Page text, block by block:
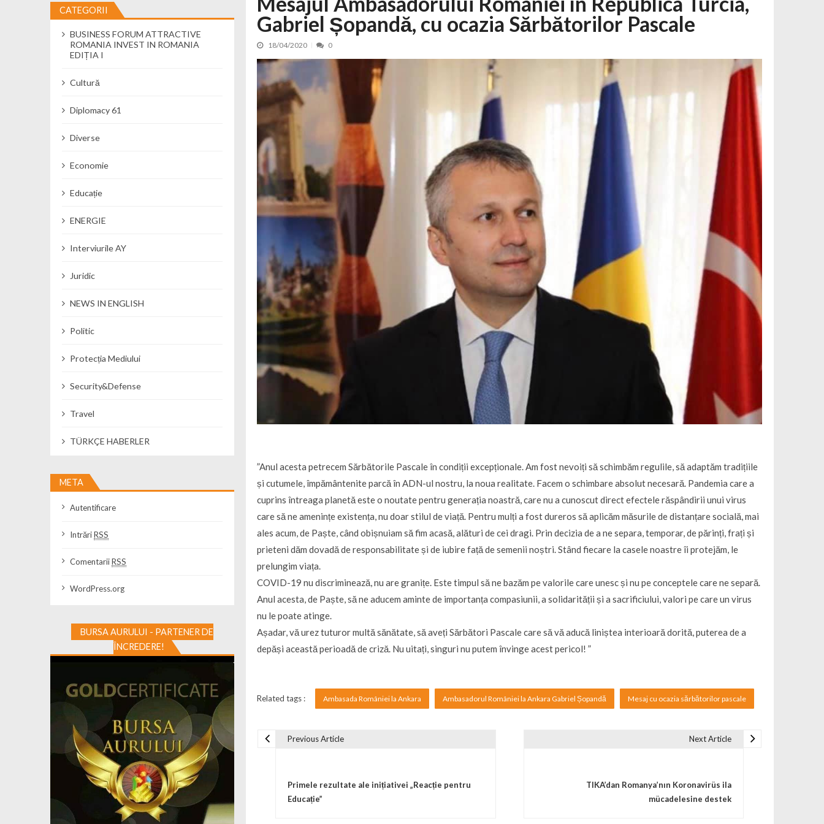
Cseke Attila: Am creat, până în prezent, peste 5.000 de noi locuri în creșe...
Încă o creșă modernă pentru Alba: 40 de locuri noi la Zlatna prin Programul...
Percheziții și flagrant în Neamț: canabis descoperit într-un colet și ascu...
Ministerul Apărării Naționale participă la efortul național pentru protejar...
Dobânzi de pânã la 7,50% la ediția FIDELIS din luna august
MMAP pune în consultare publică proiectul Catalogului național al zonelor pri... 04/08/2026
Gabriel Șopandă, cu ocazia Sărbătorilor Pascale
18/04/2020 0
”Anul acesta petrecem Sărbătorile Pascale în condiții excepționale. Am fost nevoiți să schimbăm regulile, să adaptăm tradițiile
și cutumele, împământenite parcă în ADN-ul nostru, la noua realitate. Facem o schimbare absolut necesară. Pandemia care a
cuprins întreaga planetă este o noutate pentru generația noastră, care nu a cunoscut direct efectele răspândirii unui virus
care să ne amenințe existența, nu doar stilul de viață. Pentru mulți a fost dureros să aplicăm măsurile de distanțare socială, mai
ales acum, de Paște, când obișnuiam să fim acasă, alături de cei dragi. Prin decizia de a ne separa, temporar, de părinți, frați și
prieteni dăm dovadă de responsabilitate și de iubire față de semenii noștri. Stând fiecare la casele noastre îi protejăm, le
prelungim viața.
COVID-19 nu discriminează, nu are granițe. Este timpul să ne bazăm pe valorile care unesc și nu pe conceptele care ne separă.
Anul acesta, de Paște, să ne aducem aminte de importanța compasiunii, a solidarității și a sacrificiului, valori pe care un virus
nu le poate atinge.
Așadar, vă urez tuturor multă sănătate, să aveți Sărbători Pascale care să vă aducă liniștea interioară dorită, puterea de a
depăși această perioadă de criză. Nu uitați, singuri nu putem învinge acest pericol! ”
Related tags : Ambasada României la Ankara Ambasadorul României la Ankara Gabriel Șopandă Mesaj cu ocazia sărbătorilor pascale
Previous Article
Primele rezultate ale inițiativei „Reacție pentru
Educație”
Next Article
TIKA’dan Romanya’nın Koronavirüs ila
mücadelesine destek
CATEGORII
BUSINESS FORUM ATTRACTIVE
ROMANIA INVEST IN ROMANIA
EDIȚIA I
Cultură
Diplomacy 61
Diverse
Economie
Educație
ENERGIE
Interviurile AY
Juridic
NEWS IN ENGLISH
Politic
Protecția Mediului
Security&Defense
Travel
TÜRKÇE HABERLER
META
Autentificare
IntrăriRSS
ComentariiRSS
WordPress.org
BURSA AURULUI - PARTENER DE
ÎNCREDERE!